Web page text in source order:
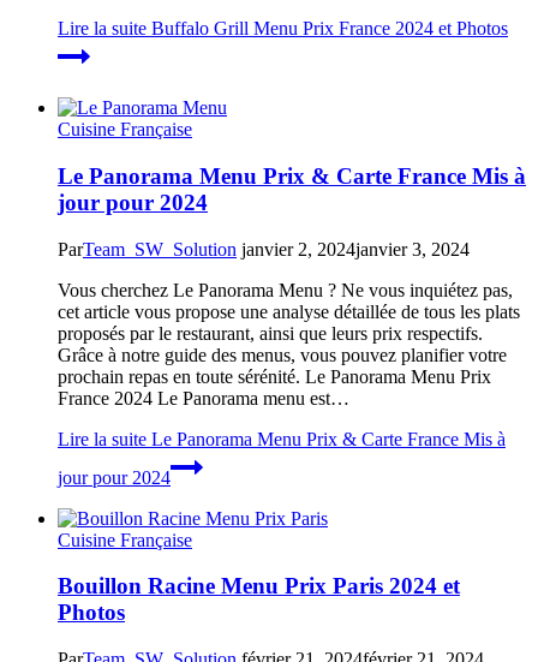
Lire la suite Buffalo Grill Menu Prix France 2024 et Photos
Cuisine Française
Le Panorama Menu Prix & Carte France Mis à
jour pour 2024
ParTeam_SW_Solution janvier 2, 2024janvier 3, 2024
Vous cherchez Le Panorama Menu ? Ne vous inquiétez pas,
cet article vous propose une analyse détaillée de tous les plats
proposés par le restaurant, ainsi que leurs prix respectifs.
Grâce à notre guide des menus, vous pouvez planifier votre
prochain repas en toute sérénité. Le Panorama Menu Prix
France 2024 Le Panorama menu est…
Lire la suite Le Panorama Menu Prix & Carte France Mis à
jour pour 2024
Cuisine Française
Bouillon Racine Menu Prix Paris 2024 et
Photos